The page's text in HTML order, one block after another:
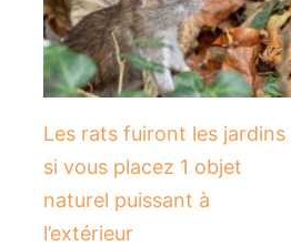
Les rats fuiront les jardins
si vous placez 1 objet
naturel puissant à
l’extérieur